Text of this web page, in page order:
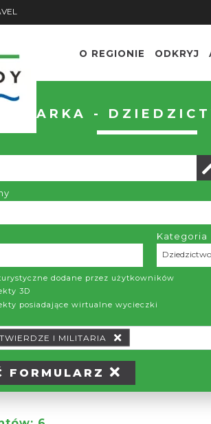
O REGIONIE ODKRYJ
-
Kategoria
Kategoria
dodane przez użytkowników
3D
posiadające wirtualne wycieczki
I MILITARIA
FORMULARZ